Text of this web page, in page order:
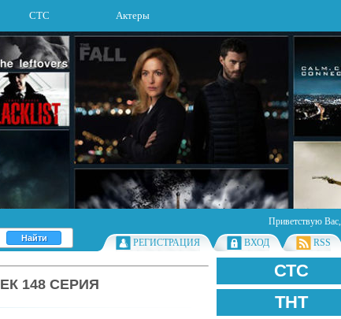
СТС Актеры
Приветствую Вас,
РЕГИСТРАЦИЯ
ВХОД RSS
СТС
ТНТ
148 СЕРИЯ